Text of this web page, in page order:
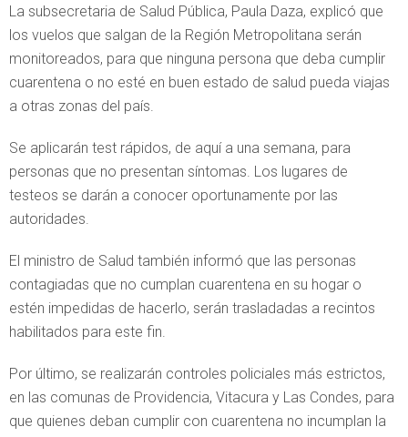
La subsecretaria de Salud Pública, Paula Daza, explicó que
los vuelos que salgan de la Región Metropolitana serán
monitoreados, para que ninguna persona que deba cumplir
cuarentena o no esté en buen estado de salud pueda viajas
a otras zonas del país.
Se aplicarán test rápidos, de aquí a una semana, para
personas que no presentan síntomas. Los lugares de
testeos se darán a conocer oportunamente por las
autoridades.
El ministro de Salud también informó que las personas
contagiadas que no cumplan cuarentena en su hogar o
estén impedidas de hacerlo, serán trasladadas a recintos
habilitados para este fin.
Por último, se realizarán controles policiales más estrictos,
en las comunas de Providencia, Vitacura y Las Condes, para
que quienes deban cumplir con cuarentena no incumplan la